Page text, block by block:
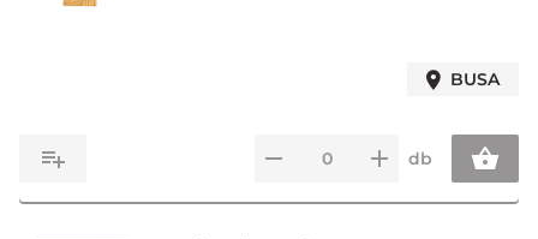
BUSA
db